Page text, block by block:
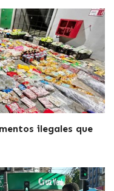
ilegales que